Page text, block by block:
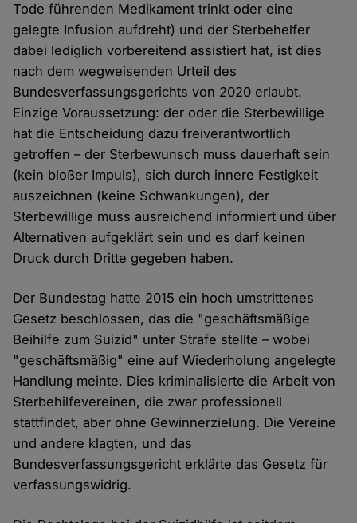
Tode führenden Medikament trinkt oder eine
gelegte Infusion aufdreht) und der Sterbehelfer
dabei lediglich vorbereitend assistiert hat, ist dies
nach dem wegweisenden Urteil des
Bundesverfassungsgerichts von 2020 erlaubt.
Einzige Voraussetzung: der oder die Sterbewillige
hat die Entscheidung dazu freiverantwortlich
getroffen – der Sterbewunsch muss dauerhaft sein
(kein bloßer Impuls), sich durch innere Festigkeit
auszeichnen (keine Schwankungen), der
Sterbewillige muss ausreichend informiert und über
Alternativen aufgeklärt sein und es darf keinen
Druck durch Dritte gegeben haben.
Der Bundestag hatte 2015 ein hoch umstrittenes
Gesetz beschlossen, das die "geschäftsmäßige
Beihilfe zum Suizid" unter Strafe stellte – wobei
"geschäftsmäßig" eine auf Wiederholung angelegte
Handlung meinte. Dies kriminalisierte die Arbeit von
Sterbehilfevereinen, die zwar professionell
stattfindet, aber ohne Gewinnerzielung. Die Vereine
und andere klagten, und das
Bundesverfassungsgericht erklärte das Gesetz für
verfassungswidrig.